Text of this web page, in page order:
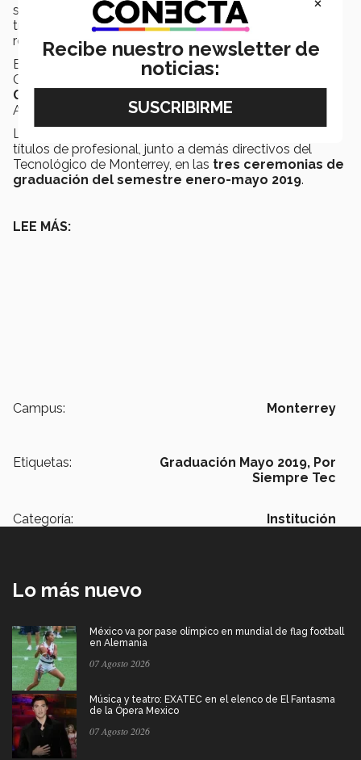
sino que este debe de lograr ser una diferencia
transformadora en beneficio de las personas que nos
rodean.
El cuartel general de Wizeline está en San Francisco,
California, y su
Hub central de ingeniería en
Guadalajara, Jalisco
Australia y otros estados de México.
Lepe felicitó a los graduados cuando pasaban por sus
títulos de profesional, junto a demás directivos del
Tecnológico de Monterrey, en las tres ceremonias de
graduación del semestre enero-mayo 2019.
LEE MÁS:
Campus: Monterrey
Etiquetas: Graduación Mayo 2019, Por
Siempre Tec
Categoría: Institución
Lo más nuevo
México va por pase olímpico en mundial de flag football
en Alemania
07 Agosto 2026
Música y teatro: EXATEC en el elenco de El Fantasma
de la Ópera Mexico
07 Agosto 2026
Recibe nuestro newsletter de
noticias: